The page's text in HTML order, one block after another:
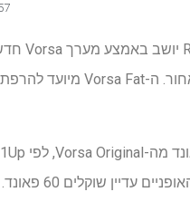
עדיין שוקלים 60 פאונד.